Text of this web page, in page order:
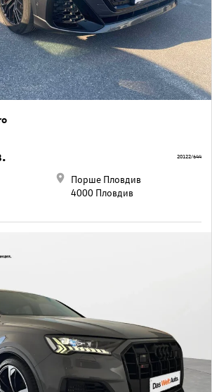
Порше Пловдив
4000 Пловдив
20122/644